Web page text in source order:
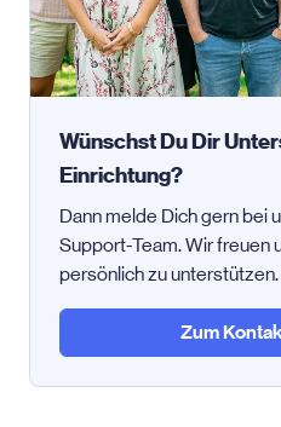
Wünschst Du Dir
Einrichtung?
Dann melde Dich gern bei
Support-Team. Wir freuen
persönlich zu unterstützen.
Zum